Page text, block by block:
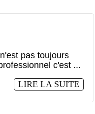
pas toujours
c'est ...
LIRE LA SUITE